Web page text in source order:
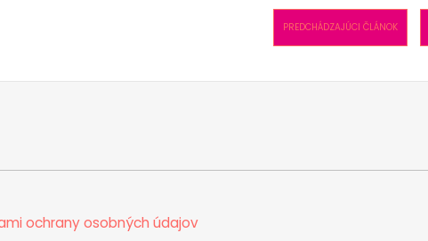
PREDCHÁDZAJÚCI ČLÁNOK
ochrany osobných údajov